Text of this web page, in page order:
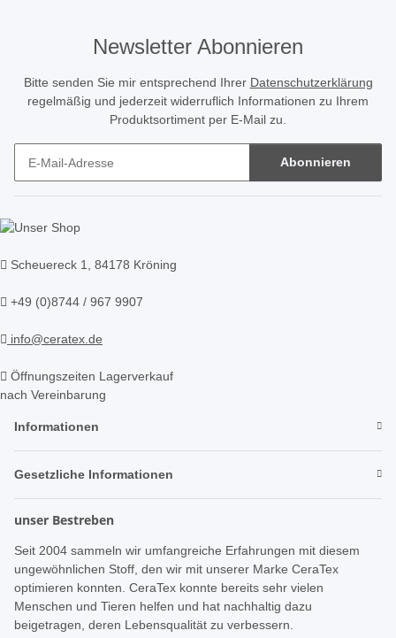
Newsletter Abonnieren
Bitte senden Sie mir entsprechend Ihrer Datenschutzerklärung
regelmäßig und jederzeit widerruflich Informationen zu Ihrem
Produktsortiment per E-Mail zu.
Abonnieren
Scheuereck 1, 84178 Kröning
+49 (0)8744 / 967 9907
info@ceratex.de
Öffnungszeiten Lagerverkauf
nach Vereinbarung
Informationen
Gesetzliche Informationen
unser Bestreben
Seit 2004 sammeln wir umfangreiche Erfahrungen mit diesem
ungewöhnlichen Stoff, den wir mit unserer Marke CeraTex
optimieren konnten. CeraTex konnte bereits sehr vielen
Menschen und Tieren helfen und hat nachhaltig dazu
beigetragen, deren Lebensqualität zu verbessern.